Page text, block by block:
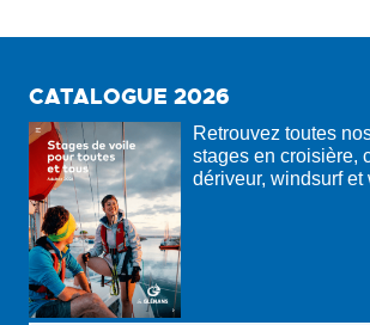
CATALOGUE 2026
Retrouvez toutes
stages en croisière,
dériveur, windsurf et